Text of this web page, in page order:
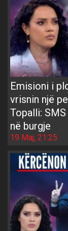
Emisioni i
vrisnin një
Topalli:
në burgje
19 Maj, 21:25